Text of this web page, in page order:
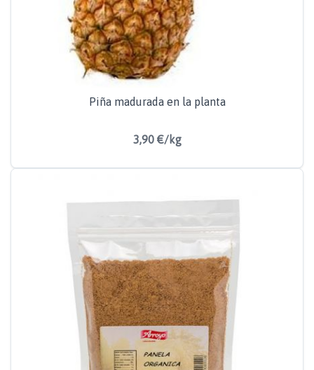
Piña madurada en la planta
3,90 €/kg